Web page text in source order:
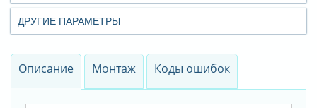
ДРУГИЕ ПАРАМЕТРЫ
Описание Монтаж Коды ошибок